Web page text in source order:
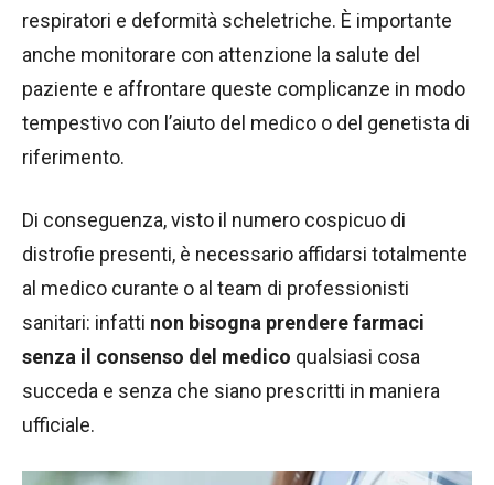
respiratori e deformità scheletriche. È importante
anche monitorare con attenzione la salute del
paziente e affrontare queste complicanze in modo
tempestivo con l’aiuto del medico o del genetista di
riferimento.
Di conseguenza, visto il numero cospicuo di
distrofie presenti, è necessario affidarsi totalmente
al medico curante o al team di professionisti
sanitari: infatti non bisogna prendere farmaci
senza il consenso del medico qualsiasi cosa
succeda e senza che siano prescritti in maniera
ufficiale.